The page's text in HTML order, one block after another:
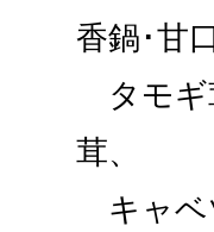
香鍋･甘
タモギ
茸、
キャベ